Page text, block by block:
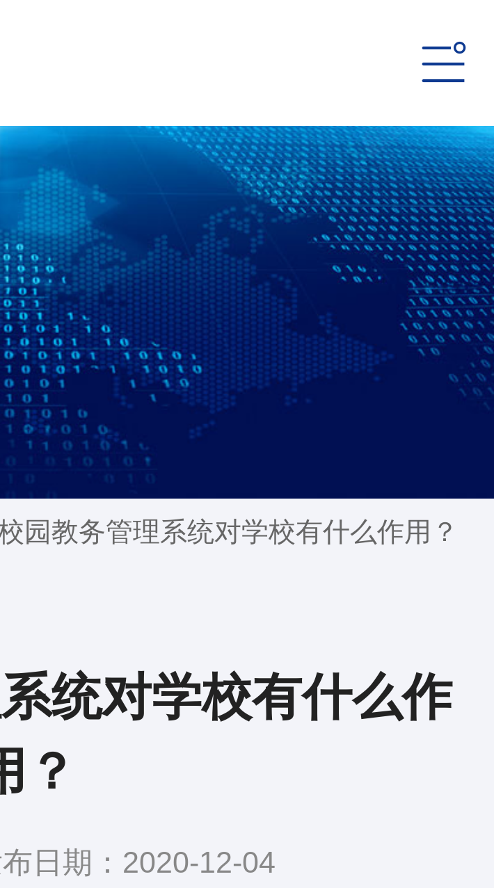
园教务管理系统对学校有什么作用？
统对学校有什么作
？
日期：2020-12-04